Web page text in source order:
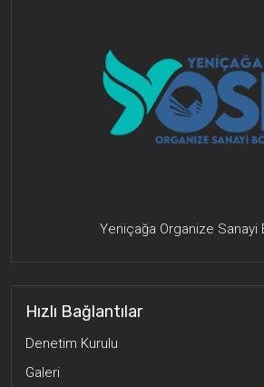
Yeniçağa Organize Sanayi
Hızlı Bağlantılar
Denetim Kurulu
Galeri